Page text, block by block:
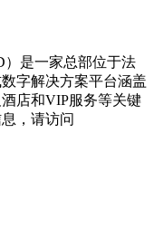
是一家总部位于法
字解决方案平台涵盖
店和VIP服务等关键
，请访问